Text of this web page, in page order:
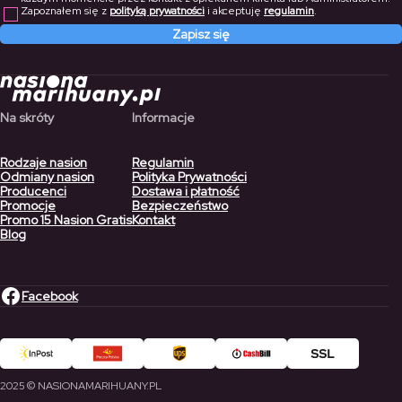
Zapoznałem się z polityką prywatnościi akceptuję regulamin.
Zapisz się
Na skróty
Rodzaje nasion
Odmiany nasion
Producenci
Promocje
Promo 15 Nasion Gratis
Blog
Informacje
Regulamin
Polityka Prywatności
Dostawa i płatność
Bezpieczeństwo
Kontakt
Facebook
2025 © NASIONAMARIHUANY.PL